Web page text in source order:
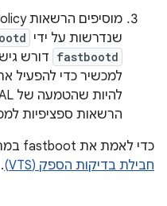
שנדרשות על ידי
fastbootd דורש
למכשיר כדי להפעיל
הרשאות ספציפיות
כדי לאמת את fastboot במרחב המשתמש, מריצים את
חבילת בדיקות הספק (VTS)
.